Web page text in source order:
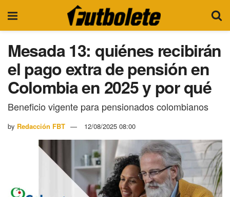
Mesada 13: quiénes recibirán
el pago extra de pensión en
Colombia en 2025 y por qué
Beneficio vigente para pensionados colombianos
by Redacción FBT 12/08/2025 08:00